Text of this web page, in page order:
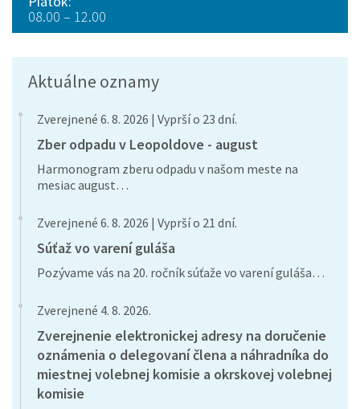
08.00 – 12.00
Aktuálne oznamy
Zverejnené 6. 8. 2026 | Vyprší o 23 dní.
Zber odpadu v Leopoldove - august
Harmonogram zberu odpadu v našom meste na
mesiac august…
Zverejnené 6. 8. 2026 | Vyprší o 21 dní.
Súťaž vo varení guláša
Pozývame vás na 20. ročník súťaže vo varení guláša…
Zverejnené 4. 8. 2026.
Zverejnenie elektronickej adresy na doručenie
oznámenia o delegovaní člena a náhradníka do
miestnej volebnej komisie a okrskovej volebnej
komisie